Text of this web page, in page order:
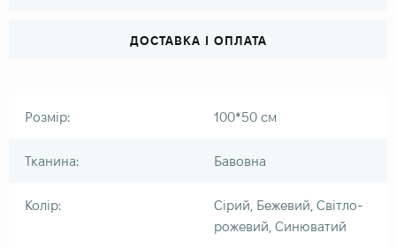
ДОСТАВКА І ОПЛАТА
Розмір: 100*50 см
Тканина: Бавовна
Колір:
Сірий, Бежевий, Світло-
рожевий, Синюватий